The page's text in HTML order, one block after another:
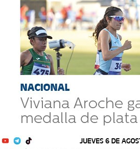
Contáctanos LA VOZ 25
Protección Infantil